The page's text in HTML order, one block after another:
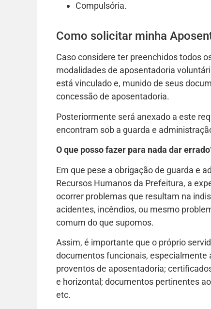
Compulsória.
Como solicitar minha
Caso considere ter preenchidos todos
modalidades de aposentadoria
está vinculado e, munido de seus
concessão de aposentadoria.
Posteriormente será anexado a este
encontram sob a guarda e
O que posso fazer para nada dar
Em que pese a obrigação de guarda e
Recursos Humanos da Prefeitura, a
ocorrer problemas que resultam na
acidentes, incêndios, ou mesmo
comum do que supomos.
Assim, é importante que o próprio
documentos funcionais, especialmente
proventos de aposentadoria;
e horizontal; documentos pertinentes
etc.